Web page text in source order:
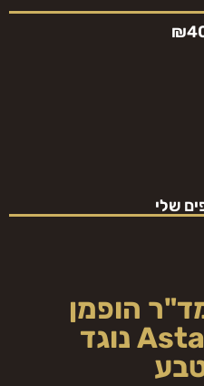
₪
שלי
ד"ר הופמן
סדרת Astaxanthin נוגד